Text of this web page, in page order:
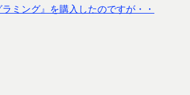
ミング』を購入したのですが・・